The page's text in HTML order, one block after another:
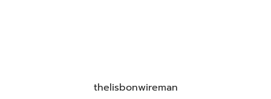
thelisbonwireman